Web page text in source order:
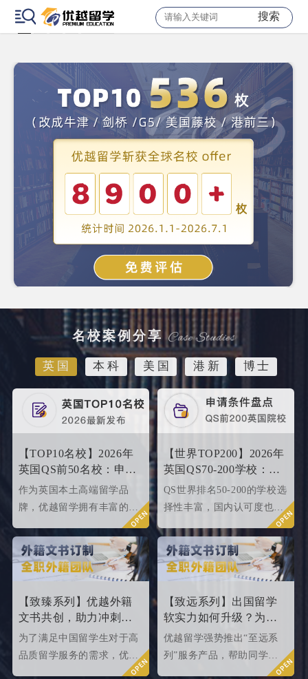
搜索
共70条记录/4页
1 3 4 下一页
名校案例分享
英国 本科 美国 港新 博士
【TOP10名校】2026年
英国QS前50名校：申请
条件终极大盘点！
作为英国本土高端留学品
牌，优越留学拥有丰富的名
校申请成功案例，借此篇文
章为大家盘点英国top 10名
校2024年申请条件，给正在
准备25fall硕士申请的同学
【世界TOP200】2026年
英国QS70-200学校：申
请条件大盘点
QS世界排名50-200的学校选
择性丰富，国内认可度也很
高，所以今天优越就来给大
家盘点一下25fallQS前50-
000内英国院校的申请条件
如何。
【致臻系列】优越外籍
文书共创，助力冲刺世
界名校硕士offer！
为了满足中国留学生对于高
品质留学服务的需求，优越
留学推出了更适合世界名校
【致远系列】出国留学
软实力如何升级？为
2026/2027fall冲刺度身定
制！
优越留学强势推出“至远系
列”服务产品，帮助同学们